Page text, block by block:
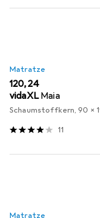
Matratze
EUR
120,24
vidaXL Maia
Schaumstoffkern, 90 x
11
Matratze